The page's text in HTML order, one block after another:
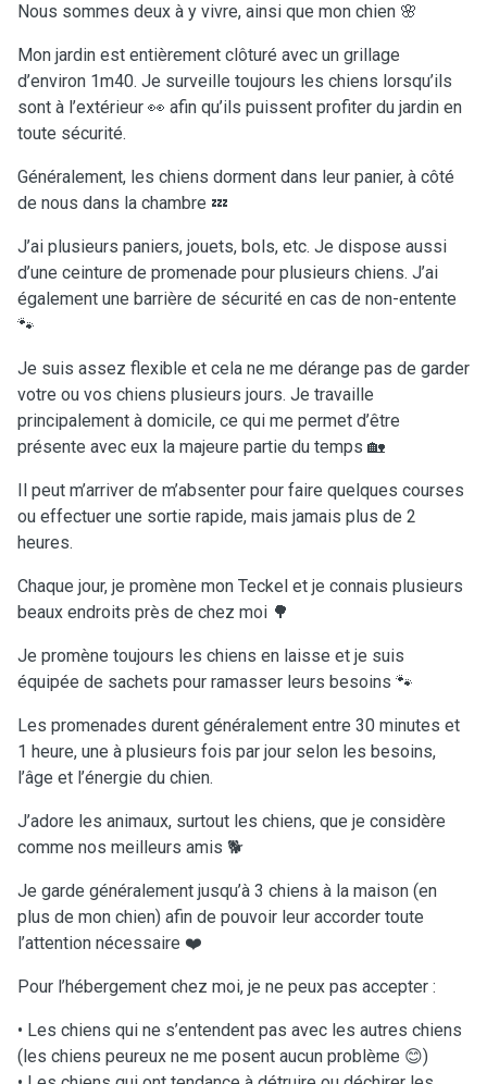
Nous sommes deux à y vivre, ainsi que mon chien 🌸
Mon jardin est entièrement clôturé avec un grillage
d’environ 1m40. Je surveille toujours les chiens lorsqu’ils
sont à l’extérieur 👀 afin qu’ils puissent profiter du jardin en
toute sécurité.
Généralement, les chiens dorment dans leur panier, à côté
de nous dans la chambre 💤
J’ai plusieurs paniers, jouets, bols, etc. Je dispose aussi
d’une ceinture de promenade pour plusieurs chiens. J’ai
également une barrière de sécurité en cas de non-entente
🐾
Je suis assez flexible et cela ne me dérange pas de garder
votre ou vos chiens plusieurs jours. Je travaille
principalement à domicile, ce qui me permet d’être
présente avec eux la majeure partie du temps 🏡
Il peut m’arriver de m’absenter pour faire quelques courses
ou effectuer une sortie rapide, mais jamais plus de 2
heures.
Chaque jour, je promène mon Teckel et je connais plusieurs
beaux endroits près de chez moi 🌳
Je promène toujours les chiens en laisse et je suis
équipée de sachets pour ramasser leurs besoins 🐾
Les promenades durent généralement entre 30 minutes et
1 heure, une à plusieurs fois par jour selon les besoins,
l’âge et l’énergie du chien.
J’adore les animaux, surtout les chiens, que je considère
comme nos meilleurs amis 🐕
Je garde généralement jusqu’à 3 chiens à la maison (en
plus de mon chien) afin de pouvoir leur accorder toute
l’attention nécessaire ❤️
Pour l’hébergement chez moi, je ne peux pas accepter :
• Les chiens qui ne s’entendent pas avec les autres chiens
(les chiens peureux ne me posent aucun problème 😊)